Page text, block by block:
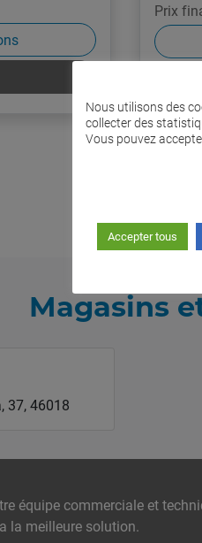
Prix
Magasins
37, 46018
équipe commerciale et
la meilleure solution.
Nous utilisons des
collecter des
Vous pouvez
Accepter tous